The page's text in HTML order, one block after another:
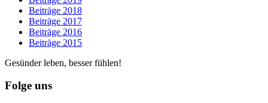
Beiträge 2018
Beiträge 2017
Beiträge 2016
Beiträge 2015
Gesünder leben, besser fühlen!
Folge uns